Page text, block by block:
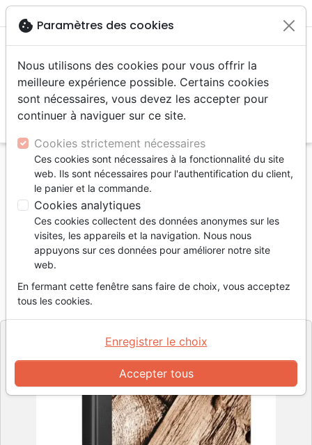
menu
Accueil Bibles
Bibles petit format
Bible en vietnamien complète avec l'Ancien et le
Nouveau Testament
Bible en vietnamien complète avec
l'Ancien et le Nouveau Testament
Auteur :
RéférenceBBVN7000 EAN9990014001647
Editeur City Bible Foundation
cookie Paramètres des cookies
Nous utilisons des cookies pour vous offrir la
meilleure expérience possible. Certains cookies
sont nécessaires, vous devez les accepter pour
continuer à naviguer sur ce site.
Cookies strictement nécessaires
Ces cookies sont nécessaires à la fonctionnalité du site
web. Ils sont nécessaires pour l'authentification du client,
le panier et la commande.
Cookies analytiques
Ces cookies collectent des données anonymes sur les
visites, les appareils et la navigation. Nous nous
appuyons sur ces données pour améliorer notre site
web.
En fermant cette fenêtre sans faire de choix, vous acceptez
tous les cookies.
Accepter tous
Enregistrer le choix